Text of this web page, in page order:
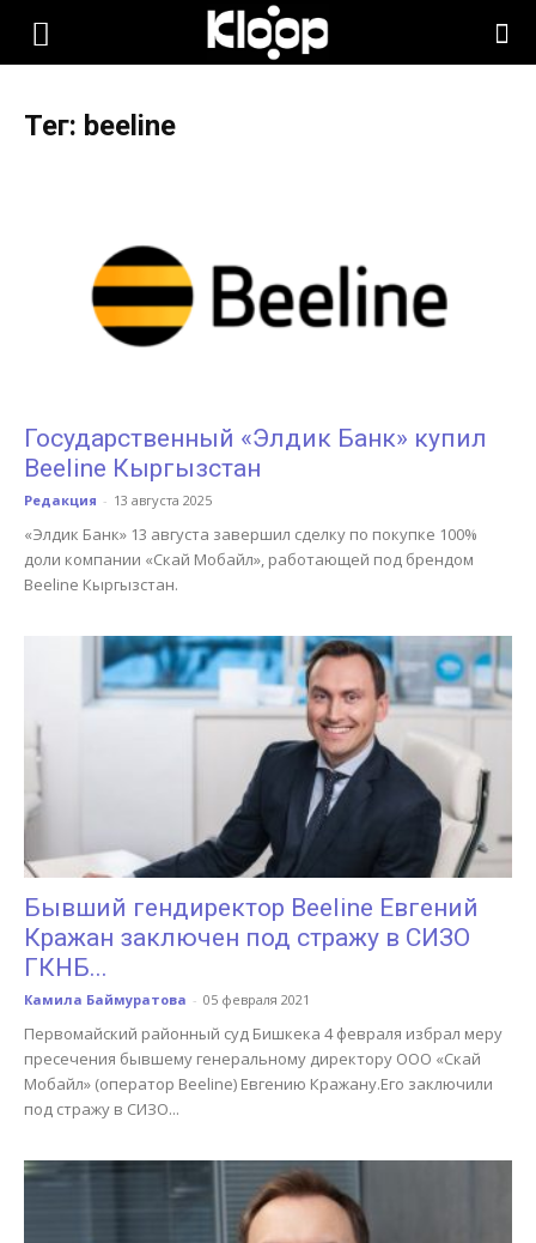
KLOOP.KG
Кыргызстана
Тег: beeline
Государственный «Элдик Банк» купил
Beeline Кыргызстан
Редакция - 13 августа 2025
«Элдик Банк» 13 августа завершил сделку по покупке 100%
доли компании «Скай Мобайл», работающей под брендом
Beeline Кыргызстан.
Бывший гендиректор Beeline Евгений
Кражан заключен под стражу в СИЗО
ГКНБ...
Камила Баймуратова - 05 февраля 2021
Первомайский районный суд Бишкека 4 февраля избрал меру
пресечения бывшему генеральному директору ООО «Скай
Мобайл» (оператор Beeline) Евгению Кражану.Его заключили
под стражу в СИЗО...